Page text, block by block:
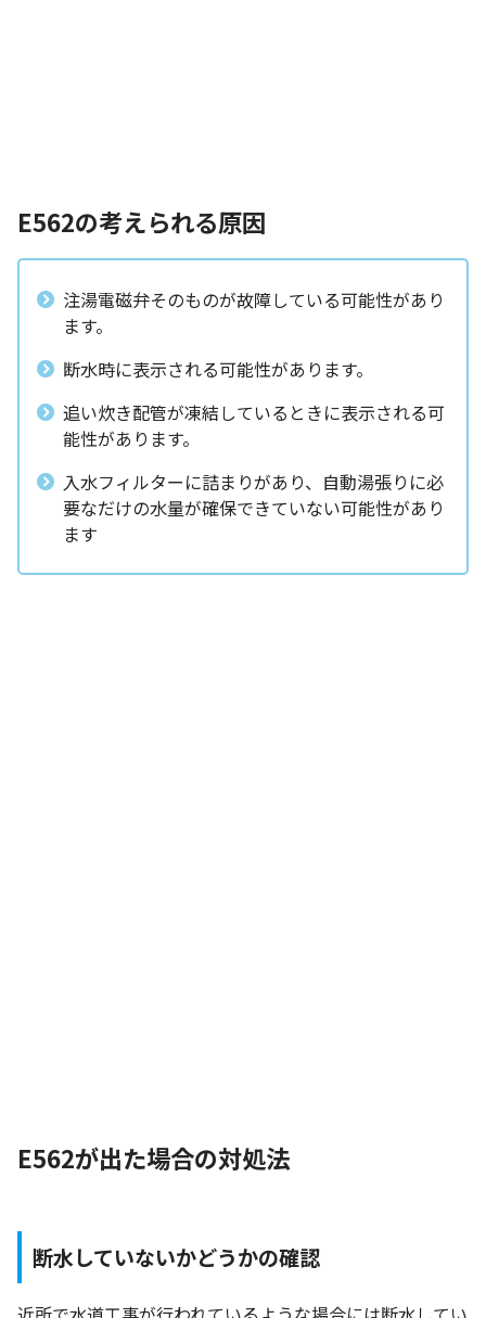
E562の考えられる原因
注湯電磁弁そのものが故障している可能性があり
ます。
断水時に表示される可能性があります。
追い炊き配管が凍結しているときに表示される可
能性があります。
入水フィルターに詰まりがあり、自動湯張りに必
要なだけの水量が確保できていない可能性があり
ます
E562が出た場合の対処法
断水していないかどうかの確認